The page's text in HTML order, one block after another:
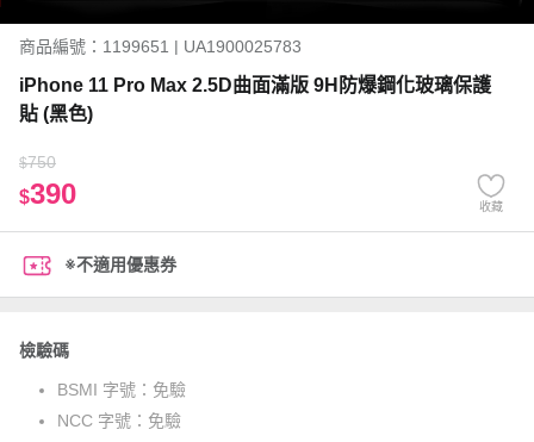
商品編號：1199651 | UA1900025783
iPhone 11 Pro Max 2.5D曲面滿版 9H防爆鋼化玻璃保護
貼 (黑色)
$750
$390 收藏
※不適用優惠券
檢驗碼
BSMI 字號： 免驗
NCC 字號： 免驗